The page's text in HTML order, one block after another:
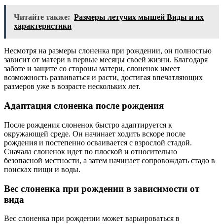
Читайте также: Размеры летучих мышей Виды и их
характеристики
Несмотря на размеры слоненка при рождении, он полностью
зависит от матери в первые месяцы своей жизни. Благодаря
заботе и защите со стороны матери, слоненок имеет
возможность развиваться и расти, достигая впечатляющих
размеров уже в возрасте нескольких лет.
Адаптация слоненка после рождения
После рождения слоненок быстро адаптируется к
окружающей среде. Он начинает ходить вскоре после
рождения и постепенно осваивается с взрослой стадой.
Сначала слоненок идет по плоской и относительно
безопасной местности, а затем начинает сопровождать стадо в
поисках пищи и воды.
Вес слоненка при рождении в зависимости от
вида
Вес слоненка при рождении может варьироваться в